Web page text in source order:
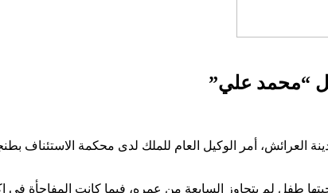
“محمد علي”
العرائش، أمر الوكيل العام للملك لدى محكمة الاستئناف
طفل لم يتجاوز السابعة من عمره، فيما كانت المفاجأة في